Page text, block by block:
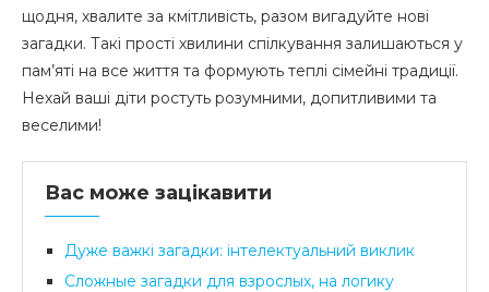
щодня, хвалите за кмітливість, разом вигадуйте нові
загадки. Такі прості хвилини спілкування залишаються у
пам’яті на все життя та формують теплі сімейні традиції.
Нехай ваші діти ростуть розумними, допитливими та
веселими!
Вас може зацікавити
Дуже важкі загадки: інтелектуальний виклик
Сложные загадки для взрослых, на логику